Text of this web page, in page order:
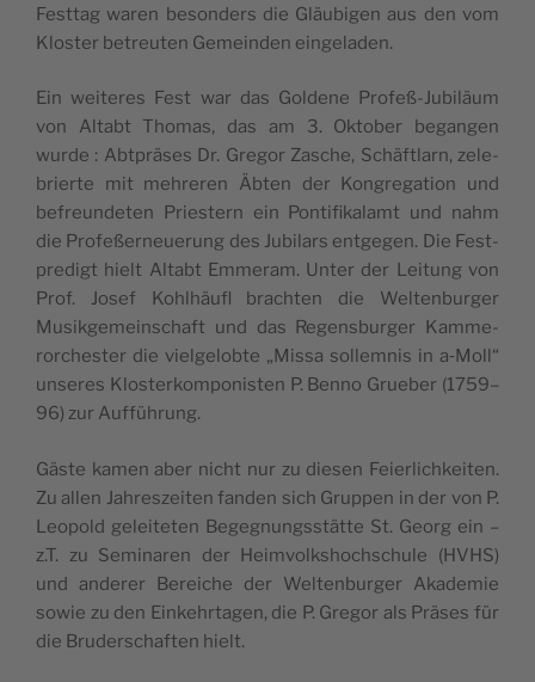
Fest­tag waren beson­ders die Gläu­bi­gen aus den vom
Klos­ter betreu­ten Gemein­den eingeladen.
Ein wei­teres Fest war das Gol­dene Pro­feß-Jubiläum
von Altabt Tho­mas, das am 3. Okto­ber began­gen
wurde : Abt­präses Dr. Gre­gor Zasche, Schäft­larn, zele­
brierte mit meh­re­ren Äbten der Kon­gre­ga­tion und
befreun­de­ten Pries­tern ein Pon­ti­fi­ka­lamt und nahm
die Pro­feßer­neue­rung des Jubi­lars ent­ge­gen. Die Fest­
pre­digt hielt Altabt Emme­ram. Unter der Lei­tung von
Prof. Josef Kohlhäu­fl brach­ten die Wel­ten­bur­ger
Musik­ge­mein­schaft und das Regens­bur­ger Kam­me­
ror­ches­ter die viel­ge­lobte „Mis­sa sol­lem­nis in a‑Moll“
unseres Klos­ter­kom­po­nis­ten P. Ben­no Grue­ber (1759–
96) zur Aufführung.
Gäste kamen aber nicht nur zu die­sen Feier­li­ch­kei­ten.
Zu allen Jah­res­zei­ten fan­den sich Grup­pen in der von P.
Leo­pold gelei­te­ten Bege­gnung­sstätte St. Georg ein –
z.T. zu Semi­na­ren der Heim­volk­shoch­schule (HVHS)
und ande­rer Bereiche der Wel­ten­bur­ger Aka­de­mie
sowie zu den Ein­kehr­ta­gen, die P. Gre­gor als Präses für
die Bru­der­schaf­ten hielt.